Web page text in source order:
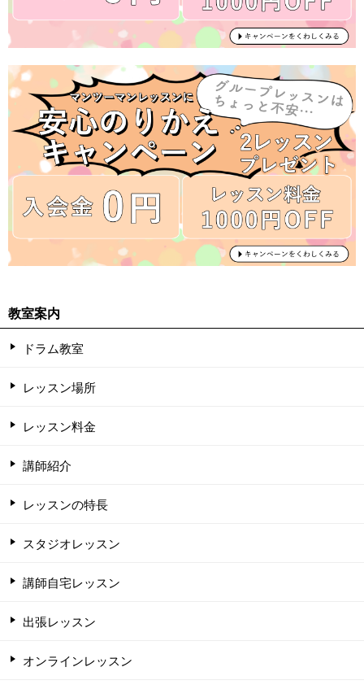
教室案内
ドラム教室
レッスン場所
レッスン料金
講師紹介
レッスンの特長
スタジオレッスン
講師自宅レッスン
出張レッスン
オンラインレッスン